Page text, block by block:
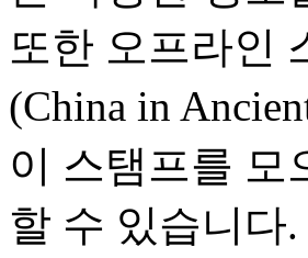
또한 오프라인
(China in
이 스탬프를 모
할 수 있습니다